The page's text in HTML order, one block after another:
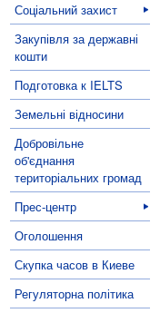
Соціальний захист
Закупівля за державні
кошти
Подготовка к IELTS
Земельні відносини
Добровільне
об'єднання
територіальних громад
Прес-центр
Оголошення
Скупка часов в Киеве
Регуляторна політика